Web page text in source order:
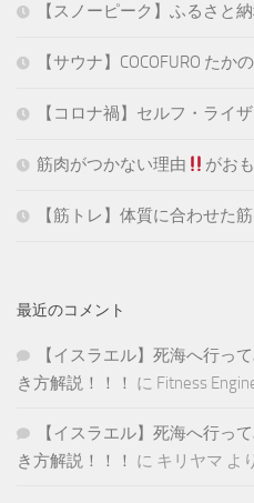
【スノーピーク】ふるさと
【サウナ】COCOFURO たか
【コロナ禍】セルフ・ライ
筋肉がつかない理由 がお
【筋トレ】体質に合わせた
最近のコメント
【イスラエル】死海へ行っ
き方解説！！！ に Fitness
【イスラエル】死海へ行っ
き方解説！！！ に キリヤマ より